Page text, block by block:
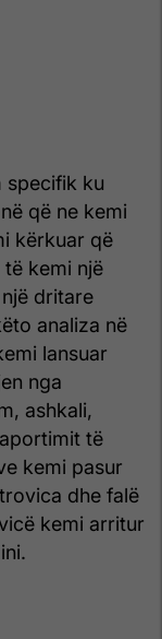
specifik ku
që ne kemi
kërkuar që
kemi një
dritare
analiza në
lansuar
nga
ashkali,
të
kemi pasur
dhe falë
kemi arritur